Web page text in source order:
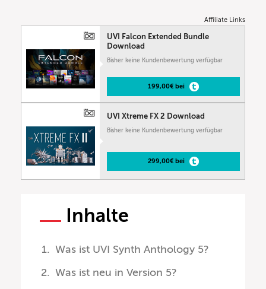
Affiliate Links
UVI Falcon Extended Bundle
Download
Bisher keine Kundenbewertung verfügbar
199,00€ bei
UVI Xtreme FX 2 Download
Bisher keine Kundenbewertung verfügbar
299,00€ bei
Inhalte
Was ist UVI Synth Anthology 5?
Was ist neu in Version 5?